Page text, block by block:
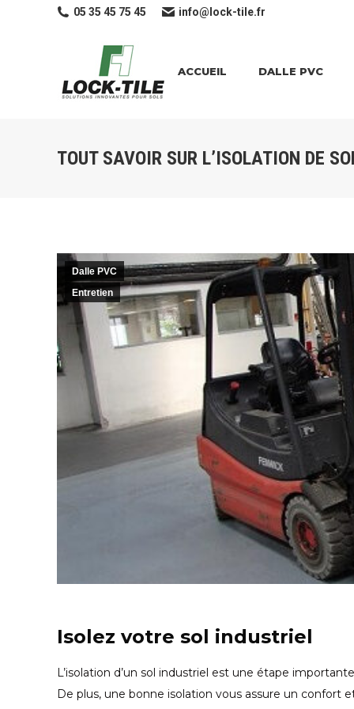
05 35 45 75 45 info@lock-tile.fr
ACCUEIL DALLE PVC
TOUT SAVOIR SUR L’ISOLATION DE
Dalle PVC
Entretien
Isolez votre sol industriel
L’isolation d’un sol industriel est une étape
De plus, une bonne isolation vous assure un